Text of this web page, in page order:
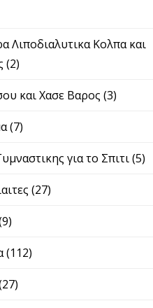
και Χασε Βαρος (3)
για το Σπιτι (5)
(27)
Αντιμετώπιση